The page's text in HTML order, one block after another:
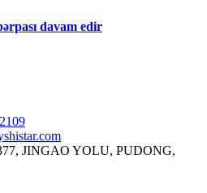
davam edir
JINGAO YOLU, PUDONG,